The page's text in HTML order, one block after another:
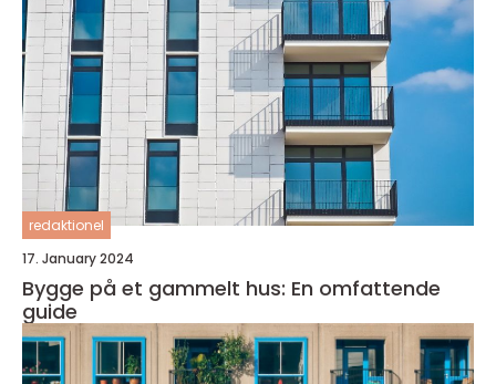
redaktionel
17. January 2024
Bygge på et gammelt hus: En omfattende
guide